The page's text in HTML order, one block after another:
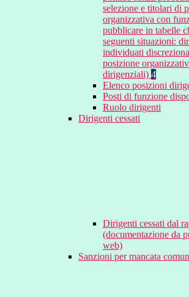
selezione e titolari di
organizzativa con
pubblicare in tabelle
seguenti situazioni:
individuati
posizione
dirigenziali) 4
Elenco posizioni
Posti di funzione
Ruolo dirigenti
Dirigenti cessati
Dirigenti cessati dal
(documentazione da
web)
Sanzioni per mancata